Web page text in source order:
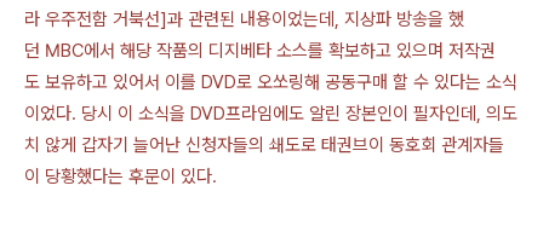
라 우주전함 거북선]과 관련된 내용이었는데, 지상파 방송을 했
던 MBC에서 해당 작품의 디지베타 소스를 확보하고 있으며 저작권
도 보유하고 있어서 이를 DVD로 오쏘링해 공동구매 할 수 있다는 소식
이었다. 당시 이 소식을 DVD프라임에도 알린 장본인이 필자인데, 의도
치 않게 갑자기 늘어난 신청자들의 쇄도로 태권브이 동호회 관계자들
이 당황했다는 후문이 있다.